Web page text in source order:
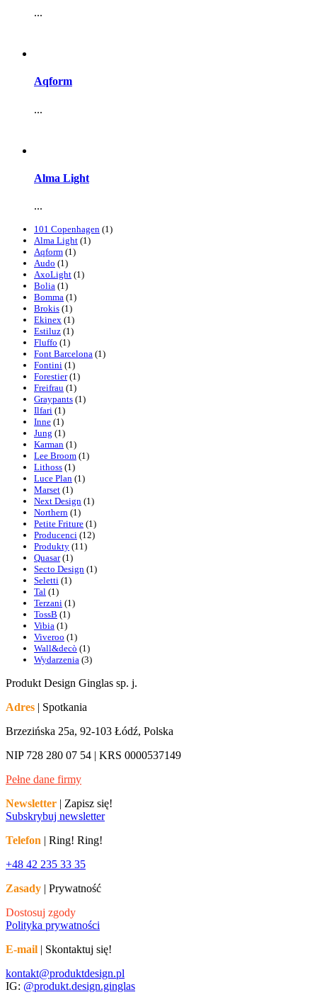
...
Aqform
...
Alma Light
...
101 Copenhagen (1)
Alma Light (1)
Aqform (1)
Audo (1)
AxoLight (1)
Bolia (1)
Bomma (1)
Brokis (1)
Ekinex (1)
Estiluz (1)
Fluffo (1)
Font Barcelona (1)
Fontini (1)
Forestier(1)
Freifrau (1)
Graypants (1)
Ilfari (1)
Inne (1)
Jung (1)
Karman (1)
Lee Broom (1)
Lithoss (1)
Luce Plan (1)
Marset (1)
Next Design (1)
Northern (1)
Petite Friture (1)
Producenci (12)
Produkty (11)
Quasar(1)
Secto Design (1)
Seletti (1)
Tal (1)
Terzani (1)
TossB (1)
Vibia (1)
Viveroo (1)
Wall&decò (1)
Wydarzenia (3)
Produkt Design Ginglas sp. j.
Adres | Spotkania
Brzezińska 25a, 92-103 Łódź, Polska
NIP 728 280 07 54 | KRS 0000537149
Pełne dane firmy
Newsletter | Zapisz się!
Subskrybuj newsletter
Telefon | Ring! Ring!
+48 42 235 33 35
Zasady | Prywatność
Dostosuj zgody
Polityka prywatności
E-mail | Skontaktuj się!
kontakt@produktdesign.pl
IG: @produkt.design.ginglas